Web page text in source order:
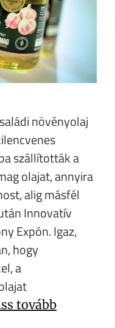
növényolaj
szállították a
olajat, annyira
alig másfél
Innovatív
Expón. Igaz,
hogy
a
tovább